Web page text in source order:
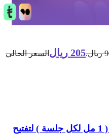
205 ريال السعر الحالي
إبرة انوفيال 2 مل ( 1 مل لكل جلسة ) لتفتيح